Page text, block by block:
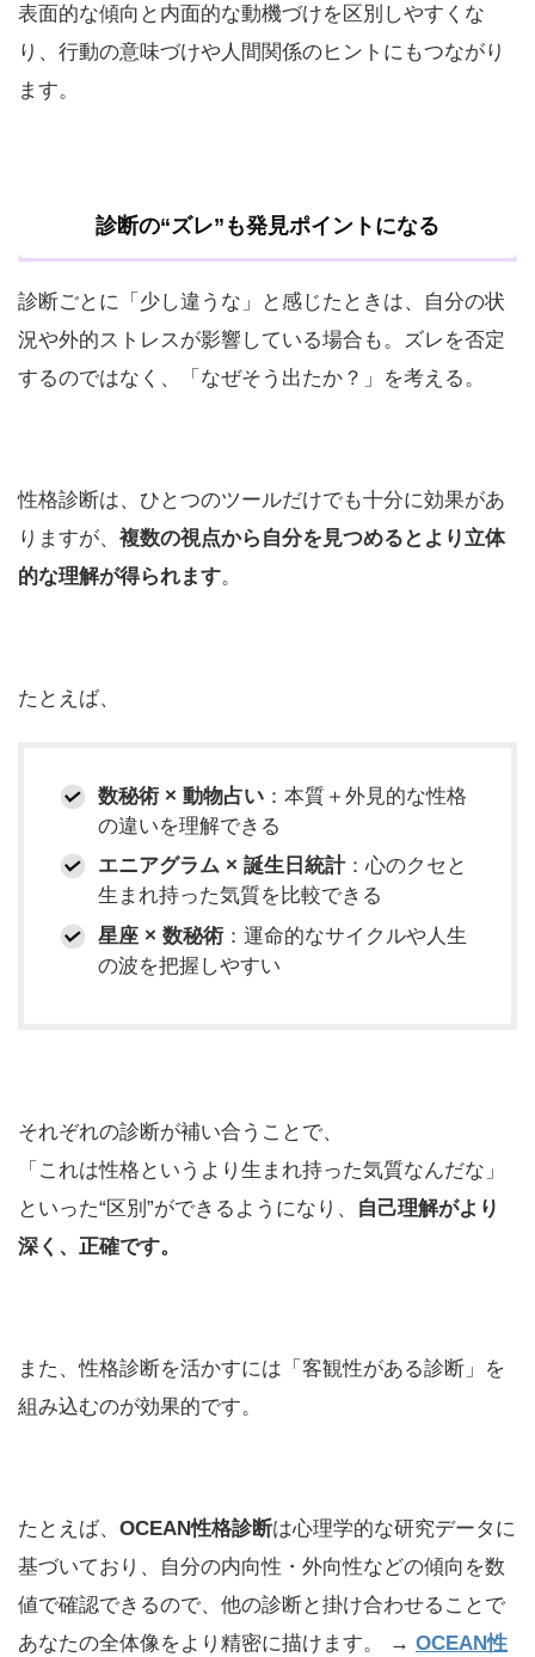
表面的な傾向と内面的な動機づけを区別しやすくな
り、行動の意味づけや人間関係のヒントにもつながり
ます。
診断の“ズレ”も発見ポイントになる
診断ごとに「少し違うな」と感じたときは、自分の状
況や外的ストレスが影響している場合も。ズレを否定
するのではなく、「なぜそう出たか？」を考える。
性格診断は、ひとつのツールだけでも十分に効果があ
りますが、 複数の視点から自分を見つめるとより立体
的な理解が得られます。
たとえば、
数秘術 × 動物占い ：本質＋外見的な性格
の違いを理解できる
エニアグラム × 誕生日統計：心のクセと
生まれ持った気質を比較できる
星座 × 数秘術：運命的なサイクルや人生
の波を把握しやすい
それぞれの診断が補い合うことで、
「これは性格というより生まれ持った気質なんだな」
といった“区別”ができるようになり、
自己理解がより
深く、正確です。
また、性格診断を活かすには「客観性がある診断」を
組み込むのが効果的です。
たとえば、 OCEAN性格診断は心理学的な研究データに
基づいており、自分の内向性・外向性などの傾向を数
値で確認できるので、他の診断と掛け合わせることで
あなたの全体像をより精密に描けます。 → OCEAN性